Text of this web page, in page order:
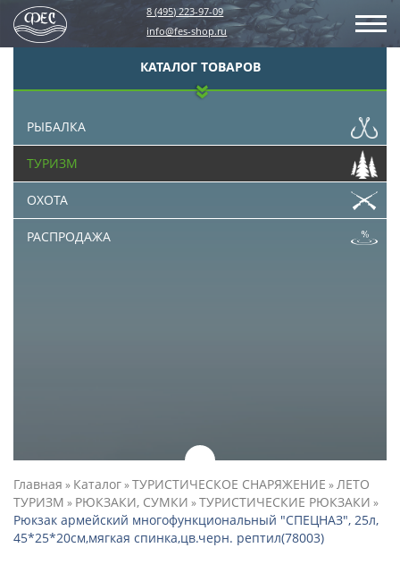
8 (495) 223-97-09
info@fes-shop.ru
КАТАЛОГ ТОВАРОВ
РЫБАЛКА
ТУРИЗМ
ОХОТА
РАСПРОДАЖА
Главная » Каталог»ТУРИСТИЧЕСКОЕ СНАРЯЖЕНИЕ »ЛЕТО
ТУРИЗМ » РЮКЗАКИ, СУМКИ »ТУРИСТИЧЕСКИЕ РЮКЗАКИ »
Рюкзак армейский многофункциональный "СПЕЦНАЗ", 25л,
45*25*20см,мягкая спинка,цв.черн. рептил(78003)